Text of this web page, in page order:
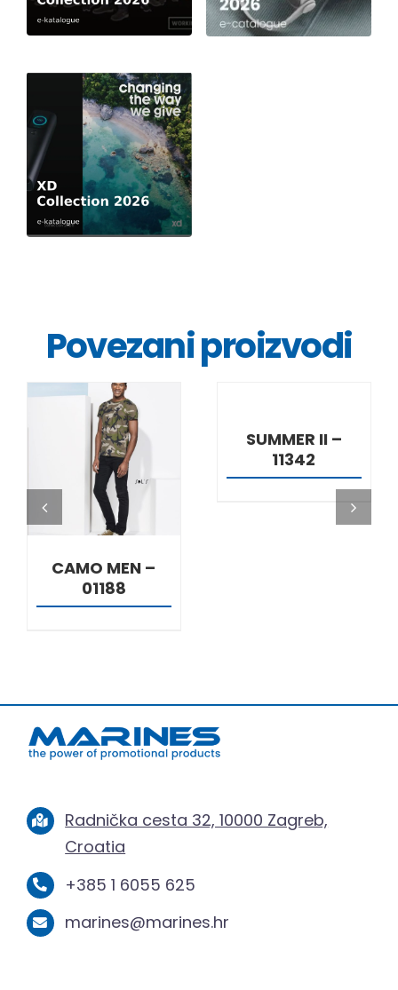
Povezani proizvodi
DETALJI
CAMO MEN –
01188
SUMMER II –
11342
Radnička cesta 32, 10000 Zagreb,
Croatia
+385 1 6055 625
marines@marines.hr